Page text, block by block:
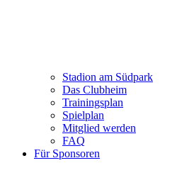
Stadion am Südpark
Das Clubheim
Trainingsplan
Spielplan
Mitglied werden
FAQ
Für Sponsoren